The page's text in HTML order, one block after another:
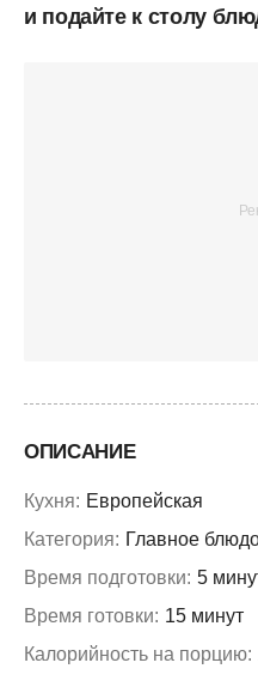
и подайте к столу
ОПИСАНИЕ
Кухня: Европейская
Категория: Главное
Время подготовки: 5
Время готовки: 15 минут
Калорийность на порцию: